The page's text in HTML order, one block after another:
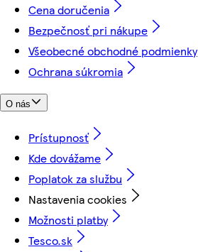
Cena doručenia
Bezpečnosť pri nákupe
Všeobecné obchodné podmienky
Ochrana súkromia
O nás
Prístupnosť
Kde dovážame
Poplatok za službu
Nastavenia cookies
Možnosti platby
Tesco.sk